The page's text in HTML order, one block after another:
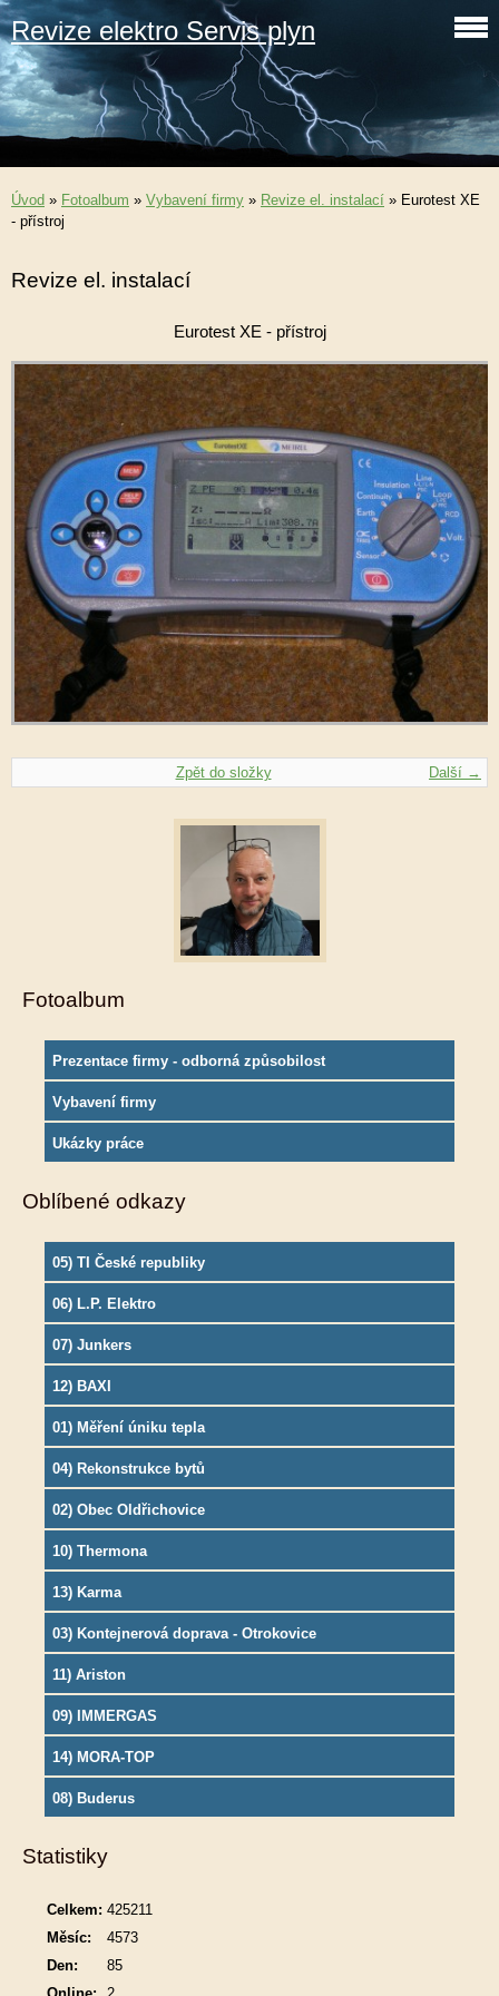
Revize elektro Servis plyn
Úvod » Fotoalbum » Vybavení firmy » Revize el. instalací » Eurotest XE
- přístroj
Revize el. instalací
Eurotest XE - přístroj
Další →
Zpět do složky
Fotoalbum
Prezentace firmy - odborná způsobilost
Vybavení firmy
Ukázky práce
Oblíbené odkazy
05) TI České republiky
06) L.P. Elektro
07) Junkers
12) BAXI
01) Měření úniku tepla
04) Rekonstrukce bytů
02) Obec Oldřichovice
10) Thermona
13) Karma
03) Kontejnerová doprava - Otrokovice
11) Ariston
09) IMMERGAS
14) MORA-TOP
08) Buderus
Statistiky
Celkem: 425211
Měsíc:
4573
Den:
85